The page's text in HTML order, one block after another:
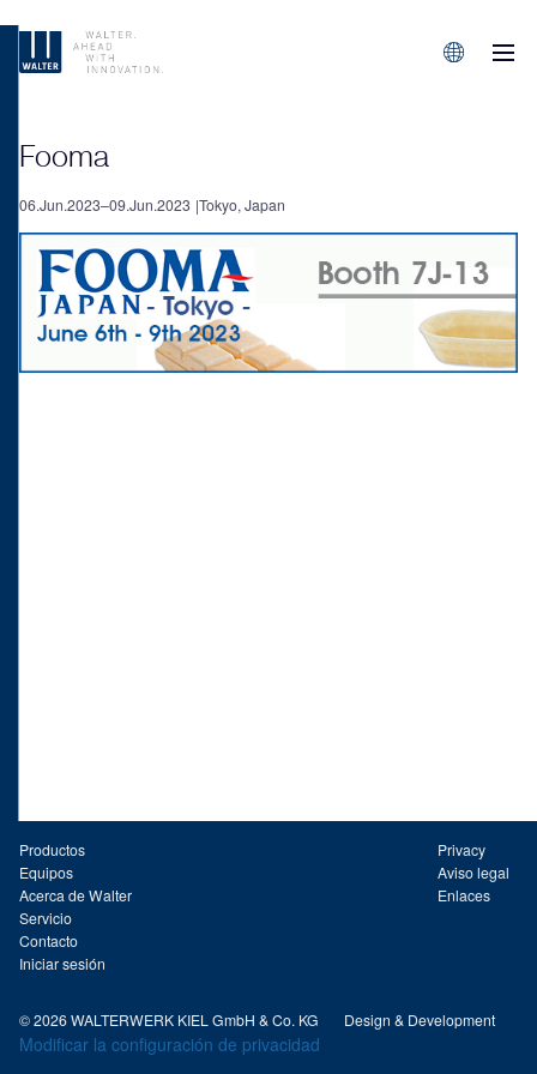
Fooma
06.Jun.2023–09.Jun.2023 Tokyo, Japan
Productos
Equipos
Acerca de Walter
Servicio
Contacto
Iniciar sesión
Privacy
Aviso legal
Enlaces
© 2026 WALTERWERK KIEL GmbH & Co. KG Design & Development
Modificar la configuración de privacidad